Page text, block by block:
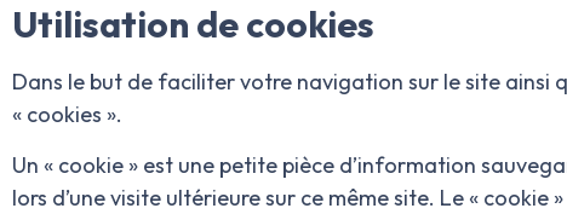
Utilisation de cookies
Dans le but de faciliter votre navigation sur le site ainsi
« cookies ».
Un « cookie » est une petite pièce d’information
lors d’une visite ultérieure sur ce même site. Le « cookie